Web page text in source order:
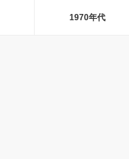
1970年代